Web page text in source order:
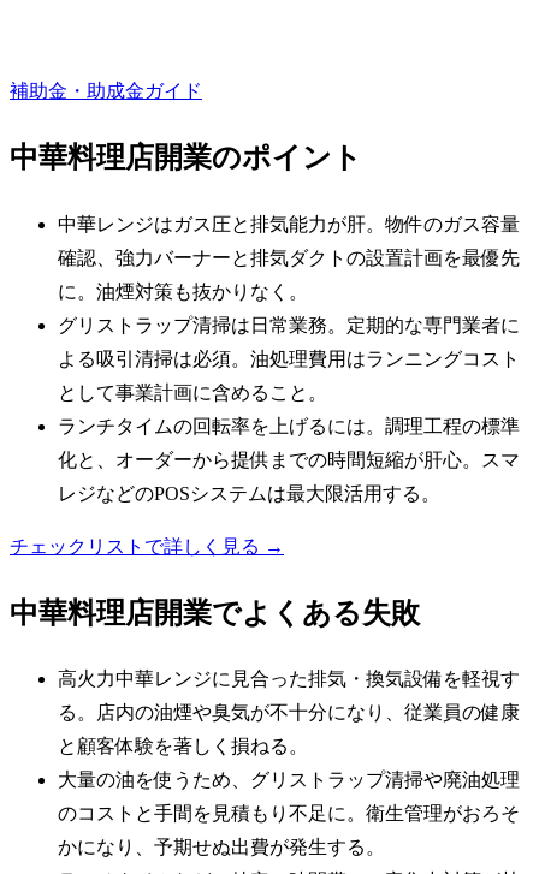
補助金・助成金ガイド
中華料理店開業のポイント
中華レンジはガス圧と排気能力が肝。物件のガス容量
確認、強力バーナーと排気ダクトの設置計画を最優先
に。油煙対策も抜かりなく。
グリストラップ清掃は日常業務。定期的な専門業者に
よる吸引清掃は必須。油処理費用はランニングコスト
として事業計画に含めること。
ランチタイムの回転率を上げるには。調理工程の標準
化と、オーダーから提供までの時間短縮が肝心。スマ
レジなどのPOSシステムは最大限活用する。
チェックリストで詳しく見る →
中華料理店開業でよくある失敗
高火力中華レンジに見合った排気・換気設備を軽視す
る。店内の油煙や臭気が不十分になり、従業員の健康
と顧客体験を著しく損ねる。
大量の油を使うため、グリストラップ清掃や廃油処理
のコストと手間を見積もり不足に。衛生管理がおろそ
かになり、予期せぬ出費が発生する。